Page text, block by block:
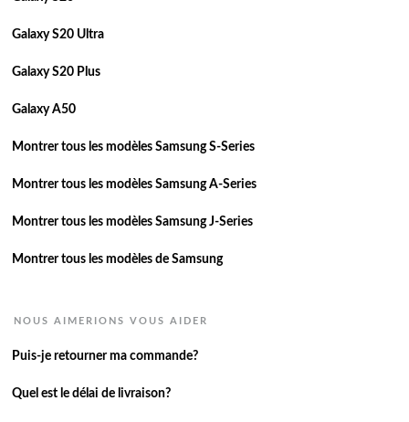
Galaxy S20 Ultra
Galaxy S20 Plus
Galaxy A50
Montrer tous les modèles Samsung S-Series
Montrer tous les modèles Samsung A-Series
Montrer tous les modèles Samsung J-Series
Montrer tous les modèles de Samsung
NOUS AIMERIONS VOUS AIDER
Puis-je retourner ma commande?
Quel est le délai de livraison?